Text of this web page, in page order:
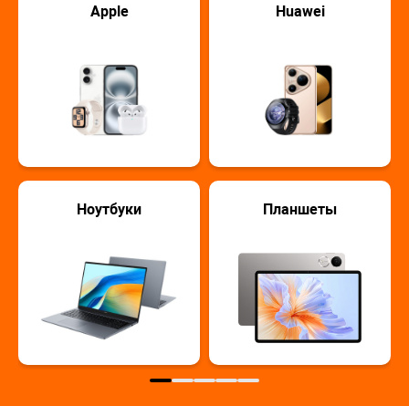
Apple Huawei
Ноутбуки Планшеты